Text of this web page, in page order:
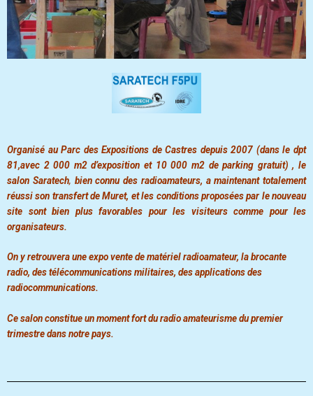
Organisé au Parc des Expositions de Castres depuis 2007 (dans le dpt
81,avec 2 000 m2 d’exposition et 10 000 m2 de parking gratuit) , le
salon Saratech, bien connu des radioamateurs, a maintenant totalement
réussi son transfert de Muret, et les conditions proposées par le nouveau
site sont bien plus favorables pour les visiteurs comme pour les
organisateurs.
On y retrouvera une expo vente de matériel radioamateur, la brocante
radio, des télécommunications militaires, des applications des
radiocommunications.
Ce salon constitue un moment fort du radio amateurisme du premier
trimestre dans notre pays.